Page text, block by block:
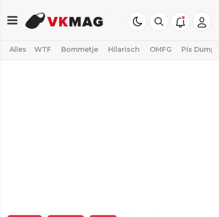
Alles WTF Bommetje Hilarisch OMFG Pix Dump